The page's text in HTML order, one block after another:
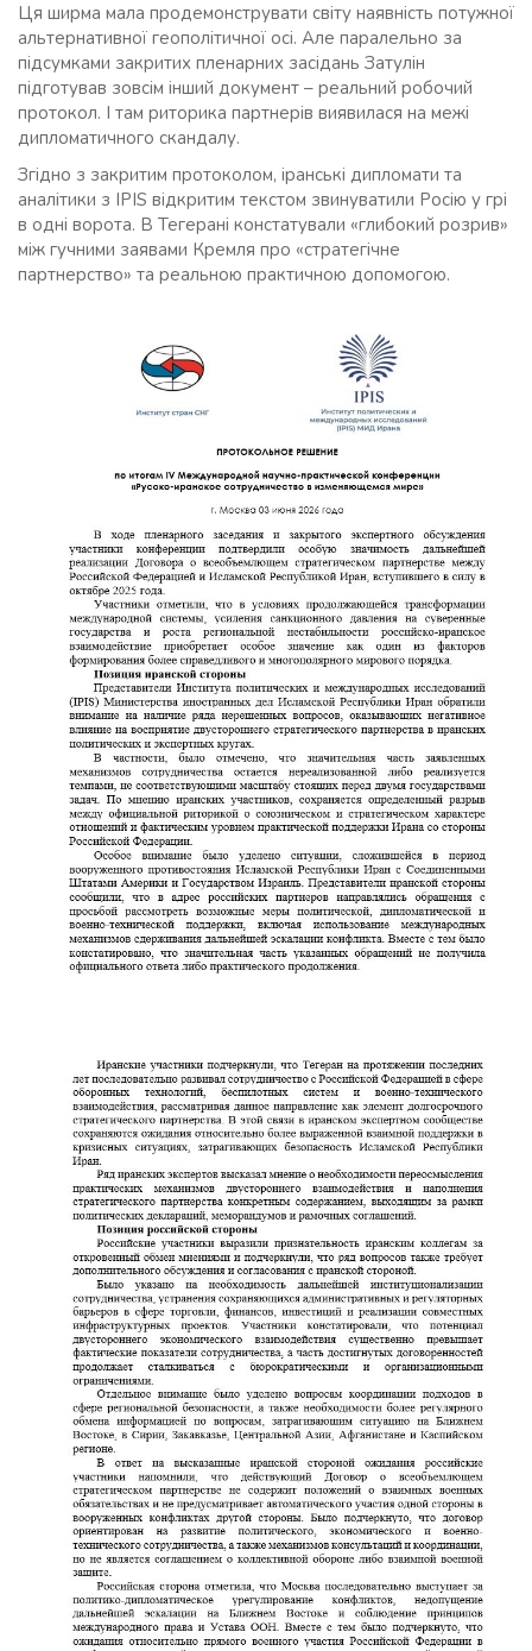
Ця ширма мала продемонструвати світу наявність потужної
альтернативної геополітичної осі. Але паралельно за
підсумками закритих пленарних засідань Затулін
підготував зовсім інший документ – реальний робочий
протокол. І там риторика партнерів виявилася на межі
дипломатичного скандалу.
Згідно з закритим протоколом, іранські дипломати та
аналітики з IPIS відкритим текстом звинуватили Росію у грі
в одні ворота. В Тегерані констатували «глибокий розрив»
між гучними заявами Кремля про «стратегічне
партнерство» та реальною практичною допомогою.